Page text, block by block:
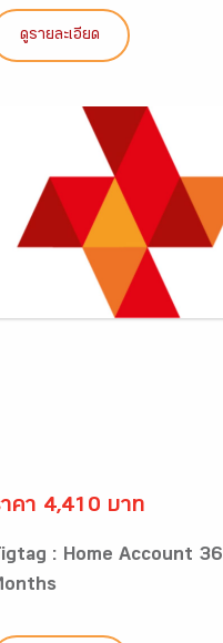
ดูรายละเอียด
าคา 4,410 บาท
: Home Account 36